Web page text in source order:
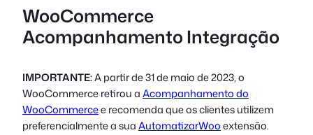
Italian
Polish
Czech
Greek
WooCommerce
Acompanhamento Integração
IMPORTANTE:A partir de 31 de maio de 2023, o
WooCommerce retirou aAcompanhamento do
WooCommercee recomenda que os clientes utilizem
preferencialmente a suaAutomatizarWooextensão.